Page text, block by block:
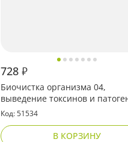
728 ₽
Биочистка организма 04,
выведение токсинов и
лимфы
Код: 51534
В КОРЗИНУ